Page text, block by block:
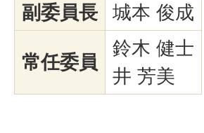
副委員長
城本 俊成
常任委員
鈴木 健士
井 芳美